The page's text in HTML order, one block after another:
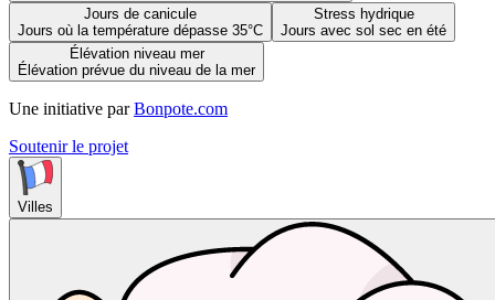
Jours de canicule
Jours où la température dépasse 35°C
Stress hydrique
Jours avec sol sec en été
Élévation niveau mer
Élévation prévue du niveau de la mer
Une initiative par Bonpote.com
Soutenir le projet
Villes